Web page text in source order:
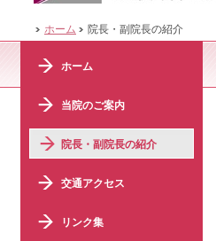
ホーム 院長・副院長の紹介
ホーム
当院のご案内
院長・副院長の紹介
交通アクセス
リンク集